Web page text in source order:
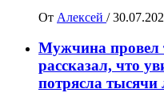
От Алексей /
Мужчина провел
рассказал, что
потрясла тысячи